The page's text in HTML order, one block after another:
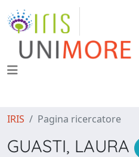
IRIS Pagina ricercatore
GUASTI, LAURA